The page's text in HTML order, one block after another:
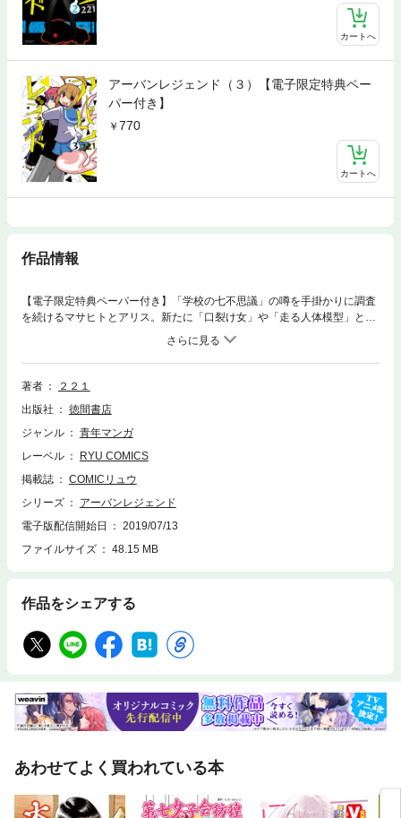
カートへ
アーバンレジェンド（３）【電子限定特典ペー
パー付き】
770
カートへ
作品情報
【電子限定特典ペーパー付き】「学校の七不思議」の噂を手掛かりに調査
を続けるマサヒトとアリス。新たに「口裂け女」や「走る人体模型」とも
遭遇したものの、七つ目の噂だけは何の手掛かりも掴めないでいた。そん
な中、テケテケさんの一言で調査方法を見直すアリス。改めて花子さんか
ら話を聞いた彼女は一連の騒動の黒幕への手がかりを掴む。しかし、敵の
魔の手は残る七不思議に迫りつつあった。都市伝説サスペンス衝撃の最終
著者
２２１
出版社
徳間書店
ジャンル
青年マンガ
レーベル
RYU COMICS
掲載誌
COMICリュウ
シリーズ
アーバンレジェンド
電子版配信開始日
2019/07/13
ファイルサイズ
48.15 MB
作品をシェアする
あわせてよく買われている本